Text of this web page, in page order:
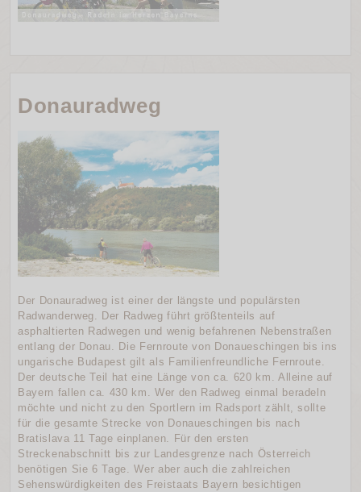
Donauradweg
Der Donauradweg ist einer der längste und populärsten
Radwanderweg. Der Radweg führt größtenteils auf
asphaltierten Radwegen und wenig befahrenen Nebenstraßen
entlang der Donau. Die Fernroute von Donaueschingen bis ins
ungarische Budapest gilt als Familienfreundliche Fernroute.
Der deutsche Teil hat eine Länge von ca. 620 km. Alleine auf
Bayern fallen ca. 430 km. Wer den Radweg einmal beradeln
möchte und nicht zu den Sportlern im Radsport zählt, sollte
für die gesamte Strecke von Donaueschingen bis nach
Bratislava 11 Tage einplanen. Für den ersten
Streckenabschnitt bis zur Landesgrenze nach Österreich
benötigen Sie 6 Tage. Wer aber auch die zahlreichen
Sehenswürdigkeiten des Freistaats Bayern besichtigen